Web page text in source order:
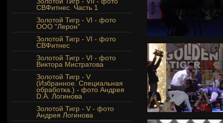
СВФитнес. Часть 1
Золотой Тигр - VI - фото
ООО "Лерон"
Золотой Тигр - VI - фото
СВФитнес
Золотой Тигр - VI - фото
Виктора Мистратова
Золотой Тигр - V
(Избранное. Специальная
обработка.) - фото Андрея
D.A. Логинова
Золотой Тигр - V - фото
Андрея Логинова